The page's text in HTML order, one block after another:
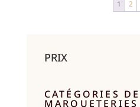
1 2
PRIX
CATÉGORIES DE
MARQUETERIES